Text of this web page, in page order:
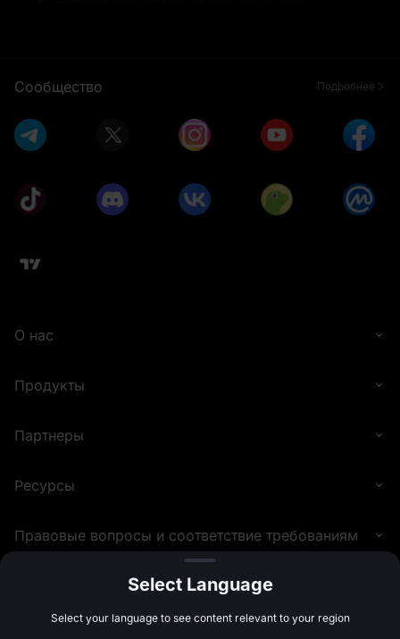
50 USDT в GRAM 5 USDT в GRAM
Сообщество Подробнее
О нас
Продукты
Партнеры
Ресурсы
Правовые вопросы и соответствие требованиям
©2026 MEXC.COM
Select Language
Select your language to see content relevant to your region